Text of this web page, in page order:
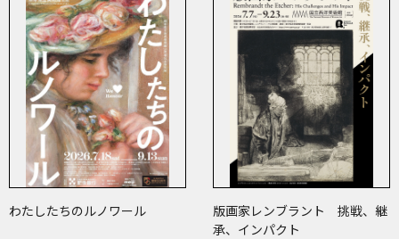
わたしたちのルノワール
版画家レンブラント 挑戦、継
承、インパクト